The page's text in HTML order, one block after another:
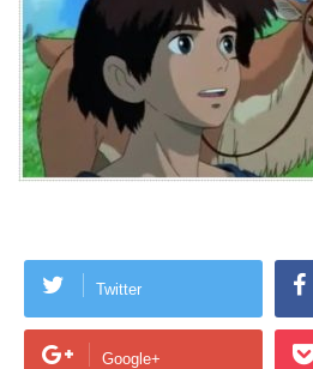
Twitter
Google+